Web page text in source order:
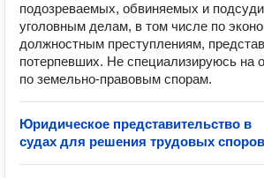
подозреваемых, обвиняемых и
уголовным делам, в том числе по
должностным преступлениям,
потерпевших. Не специализируюсь на
по земельно-правовым спорам.
Юридическое представительство в
судах для решения трудовых споров